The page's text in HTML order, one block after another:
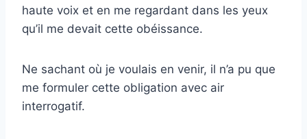
haute voix et en me regardant dans les yeux
qu’il me devait cette obéissance.
Ne sachant où je voulais en venir, il n’a pu que
me formuler cette obligation avec air
interrogatif.